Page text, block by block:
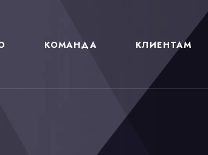
КОМАНДА КЛИЕНТАМ